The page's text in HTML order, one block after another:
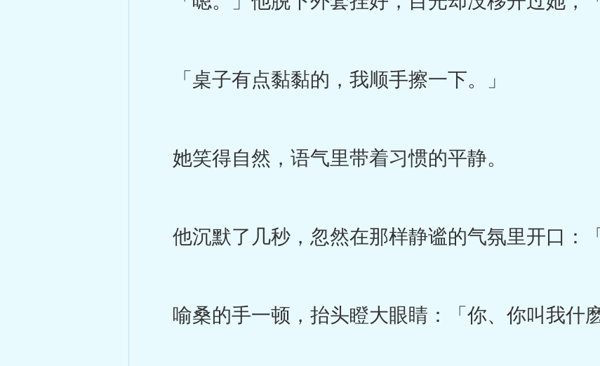
「桌子有点黏黏的，我顺手擦一下。」
她笑得自然，语气里带着习惯的平静。
他沉默了几秒，忽然在那样静谧的气氛里开口：
喻桑的手一顿，抬头瞪大眼睛：「你、你叫我什麽